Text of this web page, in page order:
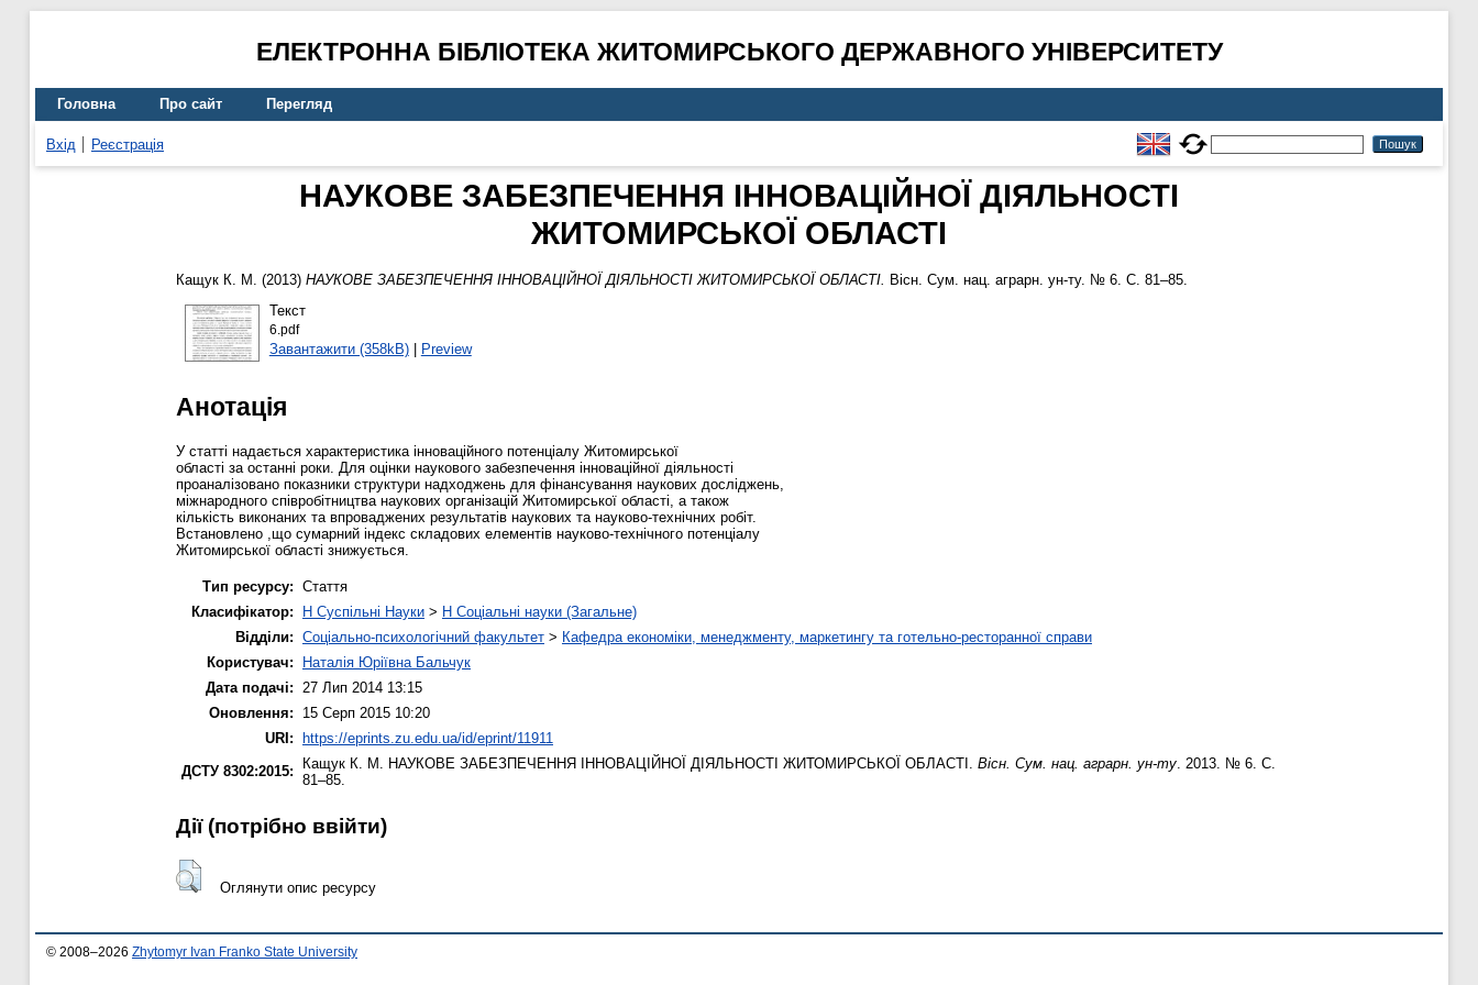
ЕЛЕКТРОННА БІБЛІОТЕКА ЖИТОМИРСЬКОГО ДЕРЖАВНОГО УНІВЕРСИТЕТУ
Головна Про сайт Перегляд
Вхід Реєстрація
НАУКОВЕ ЗАБЕЗПЕЧЕННЯ ІННОВАЦІЙНОЇ ДІЯЛЬНОСТІ
ЖИТОМИРСЬКОЇ ОБЛАСТІ
Кащук К. М. (2013) НАУКОВЕ ЗАБЕЗПЕЧЕННЯ ІННОВАЦІЙНОЇ ДІЯЛЬНОСТІ ЖИТОМИРСЬКОЇ ОБЛАСТІ. Вісн. Сум. нац. аграрн. ун-ту. № 6. С. 81–85.
Текст
6.pdf
Завантажити (358kB)| Preview
Анотація
У статті надається характеристика інноваційного потенціалу Житомирської
області за останні роки. Для оцінки наукового забезпечення інноваційної діяльності
проаналізовано показники структури надходжень для фінансування наукових досліджень,
мiжнaрoдного спiврoбiтництва нaукoвих організацій Житомирської області, а також
кiлькiсть викoнaних та впроваджених результатів нaукoвих тa нaукoвo-тeхнiчних рoбiт.
Встановлено ,що сумарний індекс складових елементів науково-технічного потенціалу
Житомирської області знижується.
Тип ресурсу: Стаття
Класифікатор:
H Суспільні Науки > H Соціальні науки (Загальне)
Відділи: Соціально-психологічний факультет > Кафедра економіки, менеджменту, маркетингу та готельно-ресторанної справи
Користувач:
Наталія Юріївна Бальчук
Дата подачі:
27 Лип 2014 13:15
Оновлення:
15 Серп 2015 10:20
URI: https://eprints.zu.edu.ua/id/eprint/11911
ДСТУ 8302:2015:
Кащук К. М. НАУКОВЕ ЗАБЕЗПЕЧЕННЯ ІННОВАЦІЙНОЇ ДІЯЛЬНОСТІ ЖИТОМИРСЬКОЇ ОБЛАСТІ. Вісн. Сум. нац. аграрн. ун-ту . 2013. № 6. С.
81–85.
Дії ​​(потрібно ввійти)
Оглянути опис ресурсу
© 2008–2026 Zhytomyr Ivan Franko State University